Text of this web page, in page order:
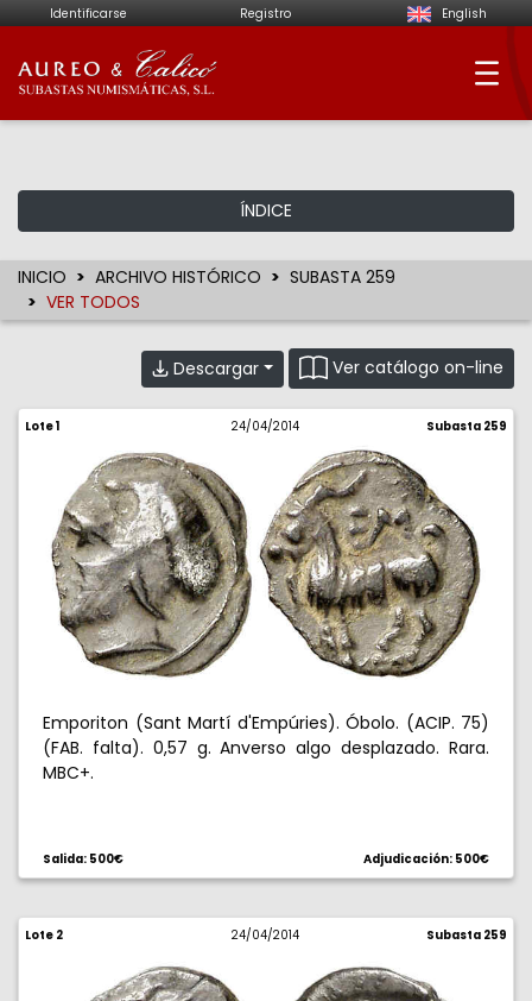
Identificarse Registro English
Aureo & Calicó -
ÍNDICE
INICIO ARCHIVO HISTÓRICO
SUBASTA 259
VER TODOS
Descargar Ver catálogo on-line
Lote 1 24/04/2014 Subasta 259
Emporiton (Sant Martí d'Empúries). Óbolo. (ACIP. 75)
(FAB. falta). 0,57 g. Anverso algo desplazado. Rara.
MBC+.
Salida: 500€ Adjudicación: 500€
Lote 2 24/04/2014 Subasta 259